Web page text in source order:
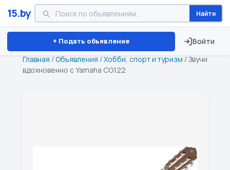
15.by Найти
+ Подать объявление Войти
Минск Витебск Брест ⏱ ТОЛЬКО 15 ДНЕЙ
Главная /Объявления /Хобби, спорт и туризм /Звучи
вдохновенно с Yamaha CG122